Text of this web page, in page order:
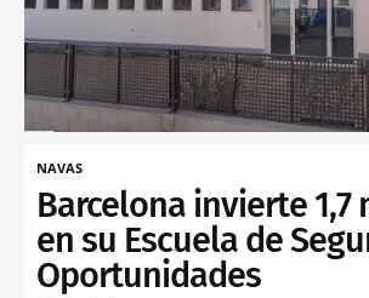
NAVAS
Barcelona invierte 1,7
en su Escuela de
Oportunidades